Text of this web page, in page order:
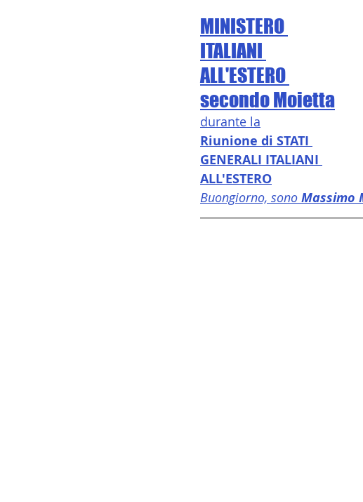
MINISTERO
ITALIANI
ALL'ESTERO
secondo Moietta
durante la
Riunione di STATI
GENERALI ITALIANI
ALL'ESTERO
Buongiorno, sono Massimo